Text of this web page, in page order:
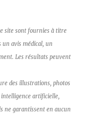
site sont fournies à titre
avis médical, un
Les résultats peuvent
des illustrations, photos
artificielle,
ne garantissent en aucun